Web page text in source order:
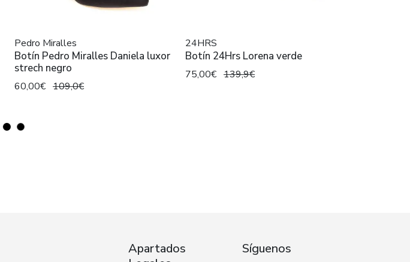
Pedro Miralles
Botín Pedro Miralles Daniela luxor
strech negro
60,00€ 109,0€
24HRS
Botín 24Hrs Lorena verde
75,00€ 139,9€
Apartados
Síguenos